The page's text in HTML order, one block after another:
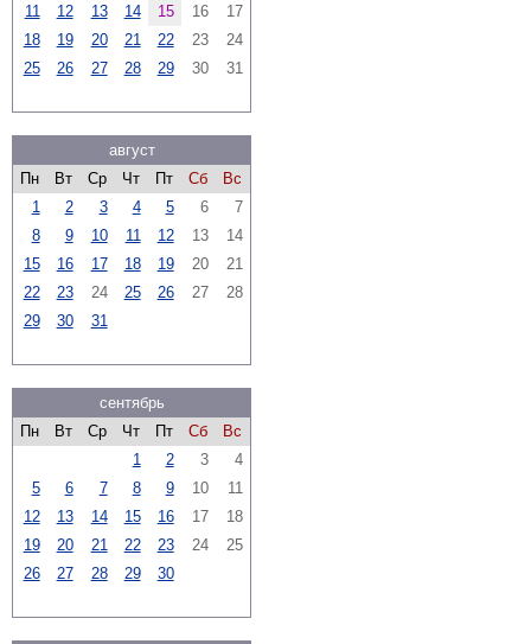
11
12 13 14 15 16
17
18
19 20 21 22 23
24
25
26 27 28 29 30 31
август
Пн
Вт Ср Чт Пт Сб
Вс
1
2 3 4 5 6
7
8
9 10 11 12 13
14
15
16 17 18 19 20
21
22
23 24 25 26 27
28
29
30 31
сентябрь
Пн
Вт Ср Чт Пт Сб
Вс
1
2 3
4
5
6 7 8 9 10
11
12
13 14 15 16 17
18
19
20 21 22 23 24
25
26
27 28 29 30